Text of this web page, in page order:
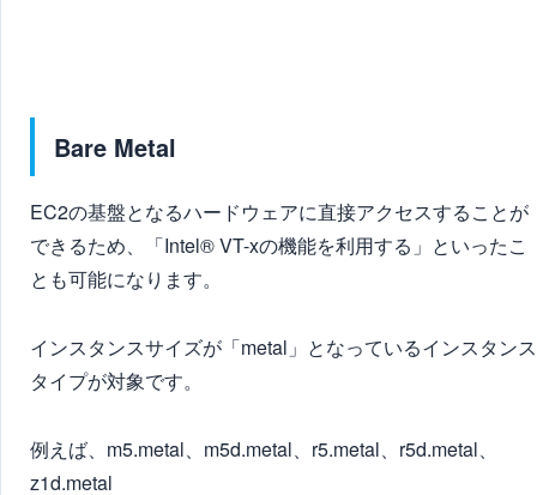
Bare Metal
EC2の基盤となるハードウェアに直接アクセスすることが
できるため、「Intel® VT-xの機能を利用する」といったこ
とも可能になります。
インスタンスサイズが「metal」となっているインスタンス
タイプが対象です。
例えば、m5.metal、m5d.metal、r5.metal、r5d.metal、
z1d.metal